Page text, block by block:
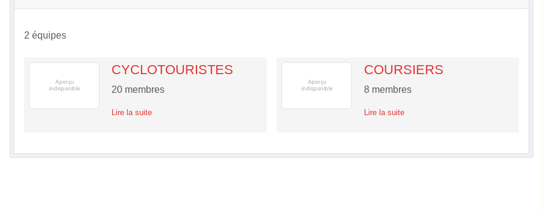
2 équipes
CYCLOTOURISTES
20membres
Lire la suite
COURSIERS
8membres
Lire la suite